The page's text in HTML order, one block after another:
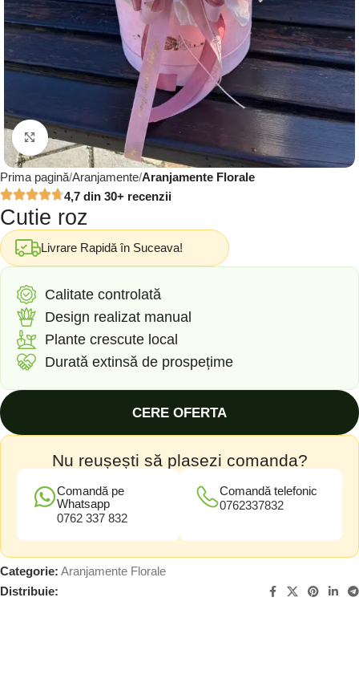
Click to enlarge
Prima pagină Aranjamente Aranjamente Florale
4,7 din 30+ recenzii
Cutie roz
Livrare Rapidă în Suceava!
Calitate controlată
Design realizat manual
Plante crescute local
Durată extinsă de prospețime
CERE OFERTA
Nu reușești să plasezi comanda?
Comandă pe
Whatsapp
0762 337 832
Comandă telefonic
0762337832
Categorie: Aranjamente Florale
Distribuie: